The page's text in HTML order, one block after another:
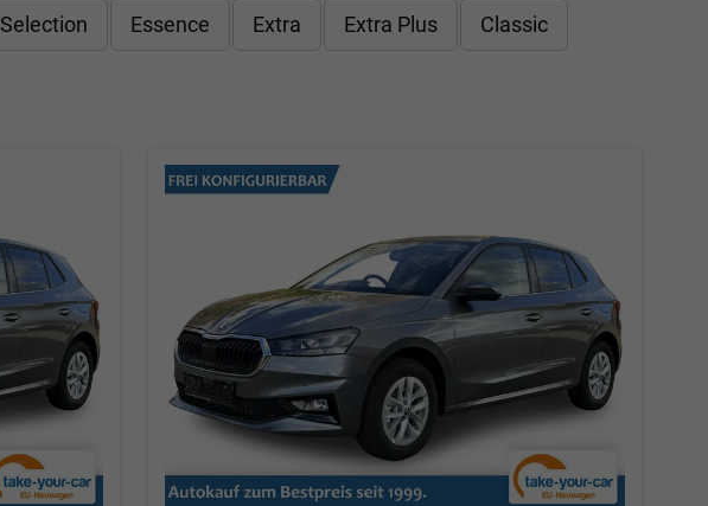
Selection Essence Extra Extra Plus Classic